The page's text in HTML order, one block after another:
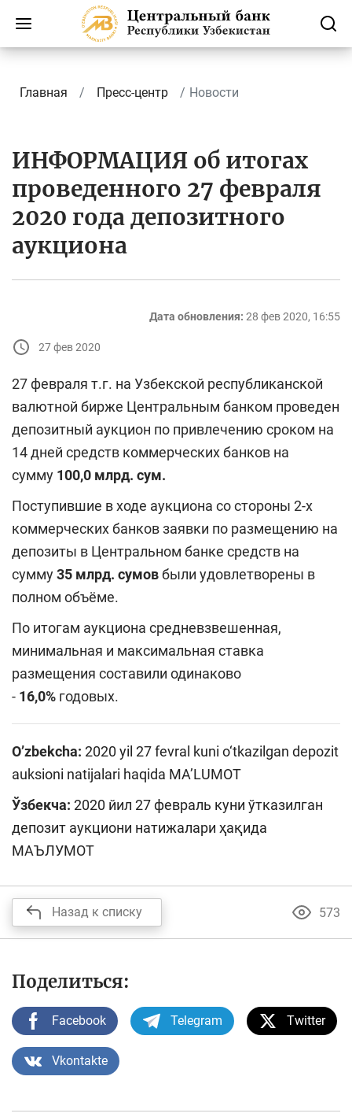
Главная Пресс-центр Новости
ИНФОРМАЦИЯ об итогах
проведенного 27 февраля
2020 года депозитного
аукциона
Дата обновления: 28 фев 2020, 16:55
27 фев 2020
27 февраля т.г. на Узбекской республиканской
валютной бирже Центральным банком проведен
депозитный аукцион по привлечению сроком на
14 дней средств коммерческих банков на
сумму 100,0 млрд. сум.
Поступившие в ходе аукциона со стороны 2-х
коммерческих банков заявки по размещению на
депозиты в Центральном банке средств на
сумму35 млрд. сумовбыли удовлетворены в
полном объёме.
По итогам аукциона средневзвешенная,
минимальная и максимальная ставка
размещения составили одинаково
- 16,0% годовых.
O’zbekcha: 2020 yil 27 fevral kuni o‘tkazilgan depozit
auksioni natijalari haqida MA’LUMOT
Ўзбекча: 2020 йил 27 февраль куни ўтказилган
депозит аукциони натижалари ҳақида
МАЪЛУМОТ
Назад к списку 573
Поделиться:
Facebook Telegram Twitter
Vkontakte